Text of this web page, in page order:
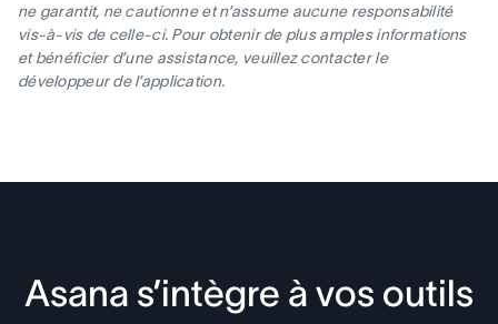
ne garantit, ne cautionne et n’assume aucune responsabilité
vis-à-vis de celle-ci. Pour obtenir de plus amples informations
et bénéficier d’une assistance, veuillez contacter le
développeur de l’application.
Asana s’intègre à vos outils